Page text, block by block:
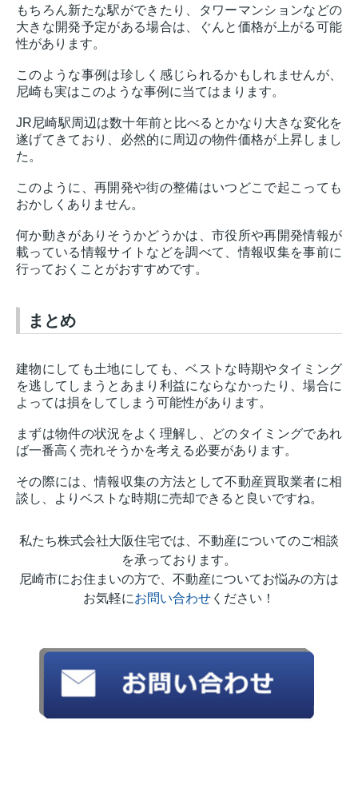
もちろん新たな駅ができたり、タワーマンションなどの
大きな開発予定がある場合は、ぐんと価格が上がる可能
性があります。
このような事例は珍しく感じられるかもしれませんが、
尼崎も実はこのような事例に当てはまります。
JR尼崎駅周辺は数十年前と比べるとかなり大きな変化を
遂げてきており、必然的に周辺の物件価格が上昇しまし
た。
このように、再開発や街の整備はいつどこで起こっても
おかしくありません。
何か動きがありそうかどうかは、市役所や再開発情報が
載っている情報サイトなどを調べて、情報収集を事前に
行っておくことがおすすめです。
まとめ
建物にしても土地にしても、ベストな時期やタイミング
を逃してしまうとあまり利益にならなかったり、場合に
よっては損をしてしまう可能性があります。
まずは物件の状況をよく理解し、どのタイミングであれ
ば一番高く売れそうかを考える必要があります。
その際には、情報収集の方法として不動産買取業者に相
談し、よりベストな時期に売却できると良いですね。
私たち株式会社大阪住宅では、不動産についてのご相談
を承っております。
尼崎市にお住まいの方で、不動産についてお悩みの方は
お気軽にお問い合わせ ください！